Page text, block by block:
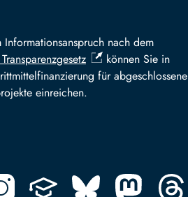
Informationsanspruch nach dem
können Sie in
für abgeschlossene
einreichen.